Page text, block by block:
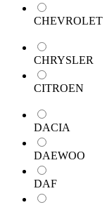
CHEVROLET
CHRYSLER
CITROEN
DACIA
DAEWOO
DAF